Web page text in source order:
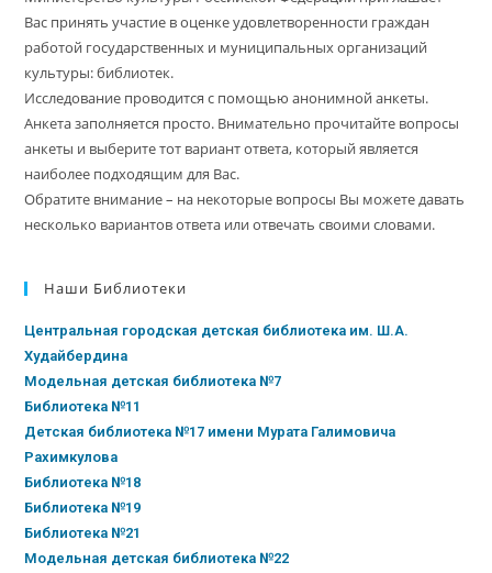
Вас принять участие в оценке удовлетворенности граждан
работой государственных и муниципальных организаций
культуры: библиотек.
Исследование проводится с помощью анонимной анкеты.
Анкета заполняется просто. Внимательно прочитайте вопросы
анкеты и выберите тот вариант ответа, который является
наиболее подходящим для Вас.
Обратите внимание – на некоторые вопросы Вы можете давать
несколько вариантов ответа или отвечать своими словами.
Наши Библиотеки
Центральная городская детская библиотека им. Ш.А.
Худайбердина
Модельная детская библиотека №7
Библиотека №11
Детская библиотека №17 имени Мурата Галимовича
Рахимкулова
Библиотека №18
Библиотека №19
Библиотека №21
Модельная детская библиотека №22